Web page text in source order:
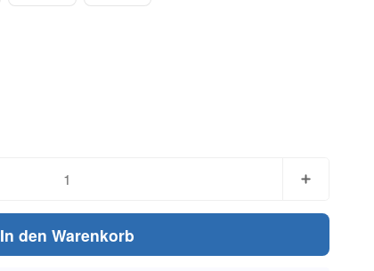
In den Warenkorb